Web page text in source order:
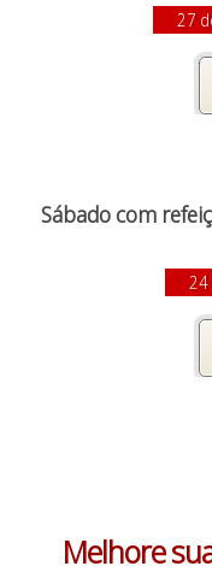
27
Sábado com
24
Melhore